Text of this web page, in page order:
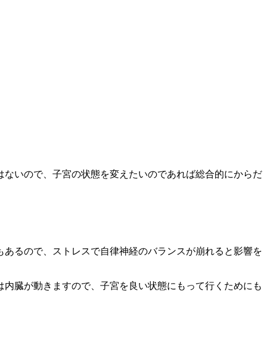
いので、子宮の状態を変えたいのであれば総合的にからだ
るので、ストレスで自律神経のバランスが崩れると影響を
臓が動きますので、子宮を良い状態にもって行くためにも